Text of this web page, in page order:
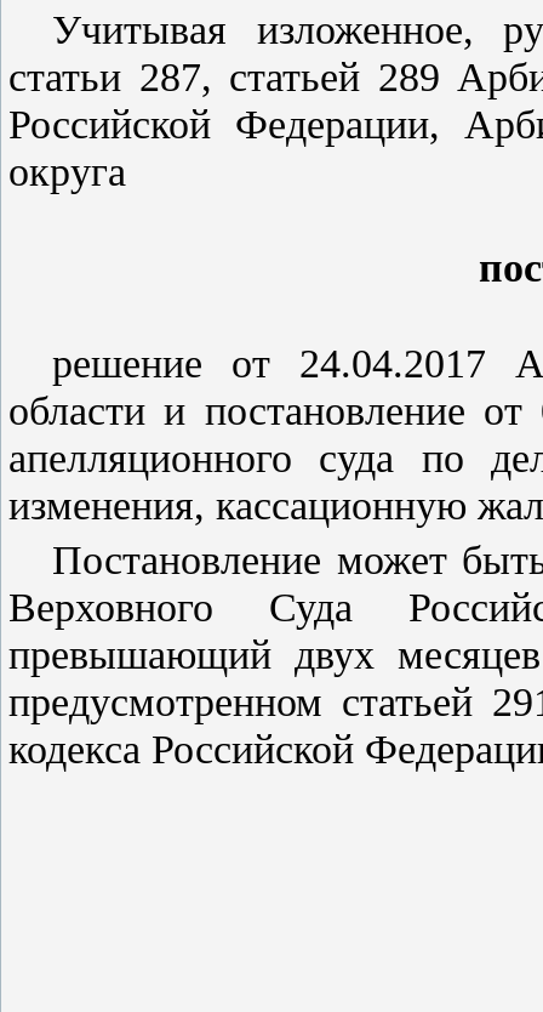
Учитывая изложенное,
статьи 287, статьей 289
Российской Федерации,
округа
решение от 24.04.2017
области и постановление от
апелляционного суда по
изменения, кассационную
Постановление может
Верховного Суда
превышающий двух
предусмотренном статьей
кодекса Российской